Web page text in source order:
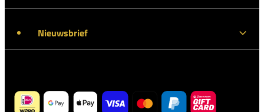
Nieuwsbrief